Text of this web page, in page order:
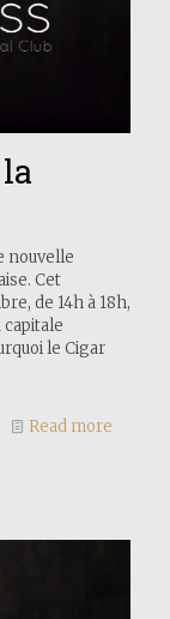
nouvelle
Cet
de 14h à 18h,
capitale
le Cigar
Read more